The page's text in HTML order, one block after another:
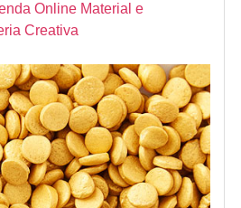
Online Material e
Creativa